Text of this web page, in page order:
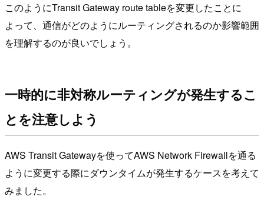
このようにTransit Gateway route tableを変更したことに
よって、通信がどのようにルーティングされるのか影響範囲
を理解するのが良いでしょう。
一時的に非対称ルーティングが発生するこ
とを注意しよう
AWS Transit Gatewayを使ってAWS Network Firewallを通る
ように変更する際にダウンタイムが発生するケースを考えて
みました。